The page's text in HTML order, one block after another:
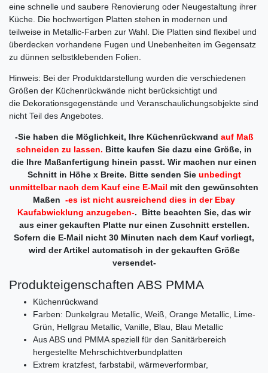
eine schnelle und saubere Renovierung oder Neugestaltung ihrer
Küche. Die hochwertigen Platten stehen in modernen und
teilweise in Metallic-Farben zur Wahl. Die Platten sind flexibel und
überdecken vorhandene Fugen und Unebenheiten im Gegensatz
zu dünnen selbstklebenden Folien.
Hinweis: Bei der Produktdarstellung wurden die verschiedenen
Größen der Küchenrückwände nicht berücksichtigt und
die Dekorationsgegenstände und Veranschaulichungsobjekte sind
nicht Teil des Angebotes.
-Sie haben die Möglichkeit, Ihre Küchenrückwand auf Maß
schneiden zu lassen. Bitte kaufen Sie dazu eine Größe, in
die Ihre Maßanfertigung hinein passt. Wir machen nur einen
Schnitt in Höhe x Breite. Bitte senden Sie unbedingt
unmittelbar nach dem Kauf eine E-Mail mit den gewünschten
Maßen -es ist nicht ausreichend dies in der Ebay
Kaufabwicklung anzugeben-. Bitte beachten Sie, das wir
aus einer gekauften Platte nur einen Zuschnitt erstellen.
Sofern die E-Mail nicht 30 Minuten nach dem Kauf vorliegt,
wird der Artikel automatisch in der gekauften Größe
versendet-
Produkteigenschaften ABS PMMA
Küchenrückwand
Farben: Dunkelgrau Metallic, Weiß, Orange Metallic, Lime-
Grün, Hellgrau Metallic, Vanille, Blau, Blau Metallic
Aus ABS und PMMA speziell für den Sanitärbereich
hergestellte Mehrschichtverbundplatten
Extrem kratzfest, farbstabil, wärmeverformbar,